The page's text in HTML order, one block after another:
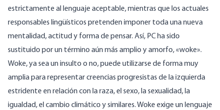
estrictamente al lenguaje aceptable, mientras que los actuales
responsables lingüísticos pretenden imponer toda una nueva
mentalidad, actitud y forma de pensar. Así, PC ha sido
sustituido por un término aún más amplio y amorfo, «woke».
Woke, ya sea un insulto o no, puede utilizarse de forma muy
amplia para representar creencias progresistas de la izquierda
estridente en relación con la raza, el sexo, la sexualidad, la
igualdad, el cambio climático y similares. Woke exige un lenguaje